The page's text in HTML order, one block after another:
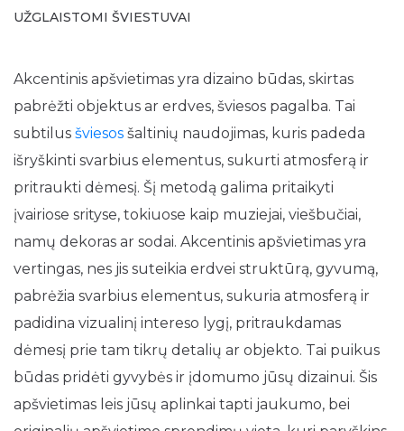
UŽGLAISTOMI ŠVIESTUVAI
Akcentinis apšvietimas yra dizaino būdas, skirtas
pabrėžti objektus ar erdves, šviesos pagalba. Tai
subtilus šviesos šaltinių naudojimas, kuris padeda
išryškinti svarbius elementus, sukurti atmosferą ir
pritraukti dėmesį. Šį metodą galima pritaikyti
įvairiose srityse, tokiuose kaip muziejai, viešbučiai,
namų dekoras ar sodai. Akcentinis apšvietimas yra
vertingas, nes jis suteikia erdvei struktūrą, gyvumą,
pabrėžia svarbius elementus, sukuria atmosferą ir
padidina vizualinį intereso lygį, pritraukdamas
dėmesį prie tam tikrų detalių ar objekto. Tai puikus
būdas pridėti gyvybės ir įdomumo jūsų dizainui. Šis
apšvietimas leis jūsų aplinkai tapti jaukumo, bei